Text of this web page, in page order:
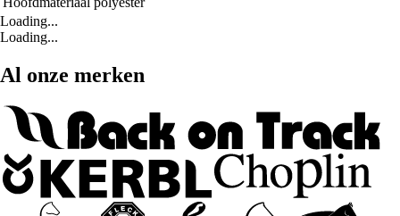
Loading...
Loading...
Al onze merken